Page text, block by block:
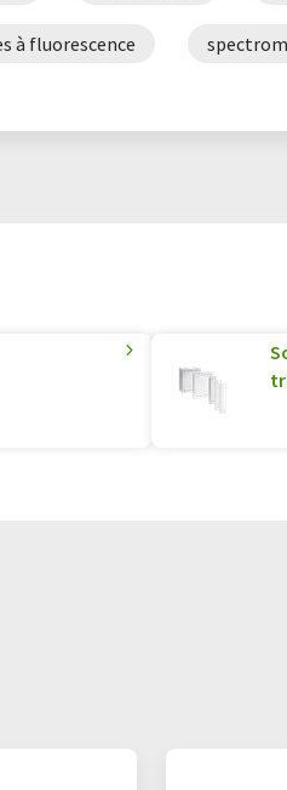
à fluorescence